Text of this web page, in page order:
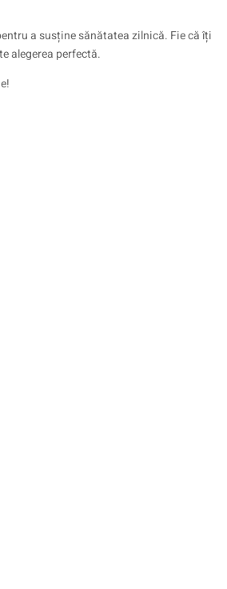
a susține sănătatea zilnică. Fie că îți
alegerea perfectă.